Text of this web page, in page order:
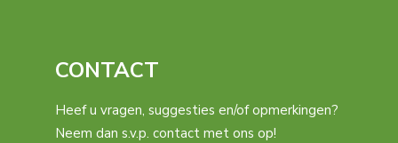
CONTACT
Heef u vragen, suggesties en/of opmerkingen?
Neem dan s.v.p. contact met ons op!